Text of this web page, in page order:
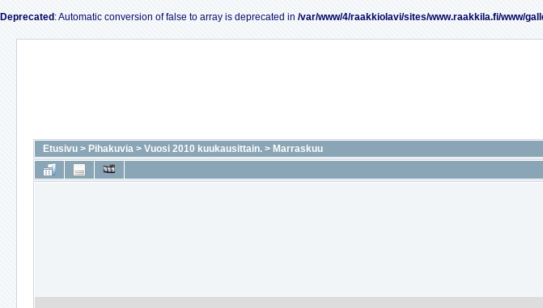
Deprecated : Automatic conversion of false to array is deprecated in /var/www/4/raakkiolavi/sites/www.raakkila.fi/www/
Etusivu > Pihakuvia > Vuosi 2010 kuukausittain. > Marraskuu